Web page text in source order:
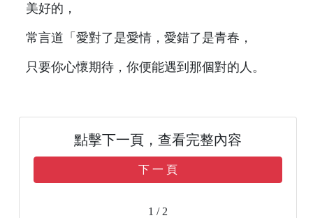
美好的，
常言道「愛對了是愛情，愛錯了是青春，
只要你心懷期待，你便能遇到那個對的人。
點擊下一頁，查看完整內容
下 一 頁
1 / 2